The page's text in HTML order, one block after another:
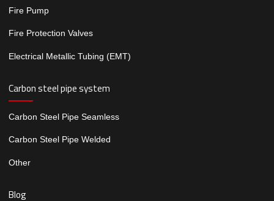
Fire Pump
Fire Protection Valves
Electrical Metallic Tubing (EMT)
Carbon steel pipe system
Carbon Steel Pipe Seamless
Carbon Steel Pipe Welded
Other
Blog